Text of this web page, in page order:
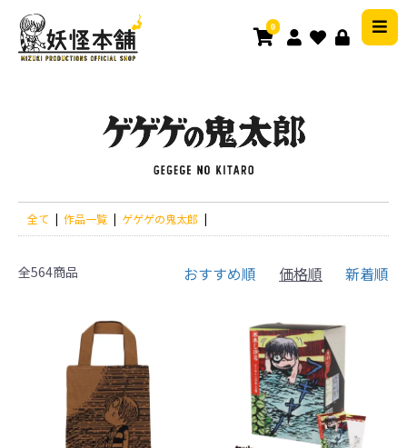
0
全て | 作品一覧 | ゲゲゲの鬼太郎 |
全564商品 おすすめ順 価格順 新着順